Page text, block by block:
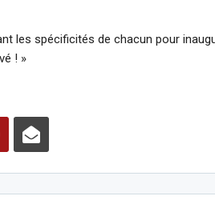
les spécificités de chacun pour
! »